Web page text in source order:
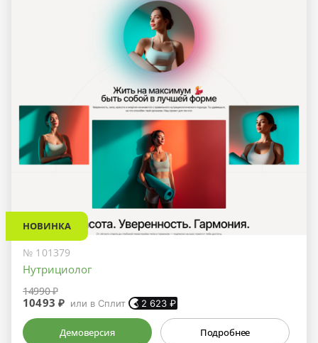
НОВИНКА
№ 101379
Нутрициолог
14990 ₽
10493 ₽ или в Сплит 2 623 ₽
Демоверсия Подробнее